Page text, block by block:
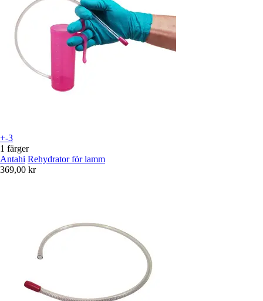
+-3
1 färger
Antahi Rehydrator för lamm
369,00 kr